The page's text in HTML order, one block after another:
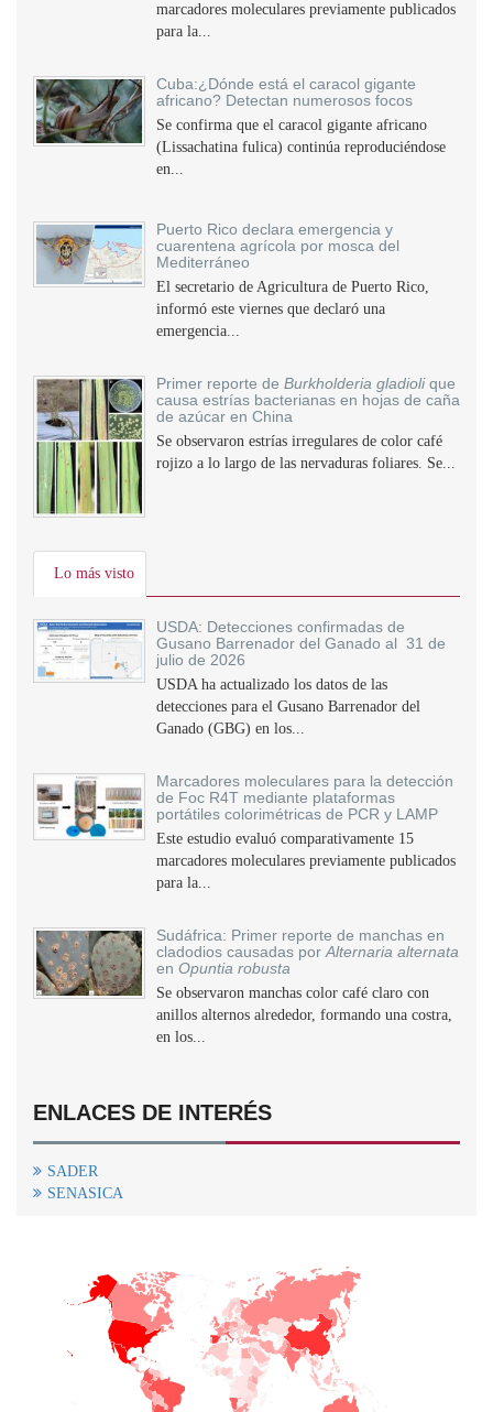
marcadores moleculares previamente publicados
para la...
Cuba:¿Dónde está el caracol gigante
africano? Detectan numerosos focos
Se confirma que el caracol gigante africano
(Lissachatina fulica) continúa reproduciéndose
en...
Puerto Rico declara emergencia y
cuarentena agrícola por mosca del
Mediterráneo
El secretario de Agricultura de Puerto Rico,
informó este viernes que declaró una
emergencia...
Primer reporte de Burkholderia gladiolique
causa estrías bacterianas en hojas de caña
de azúcar en China
Se observaron estrías irregulares de color café
rojizo a lo largo de las nervaduras foliares. Se...
Lo más visto
USDA: Detecciones confirmadas de
Gusano Barrenador del Ganado al 31 de
julio de 2026
USDA ha actualizado los datos de las
detecciones para el Gusano Barrenador del
Ganado (GBG) en los...
Marcadores moleculares para la detección
de Foc R4T mediante plataformas
portátiles colorimétricas de PCR y LAMP
Este estudio evaluó comparativamente 15
marcadores moleculares previamente publicados
para la...
Sudáfrica: Primer reporte de manchas en
cladodios causadas por Alternaria alternata
en Opuntia robusta
Se observaron manchas color café claro con
anillos alternos alrededor, formando una costra,
en los...
ENLACES DE INTERÉS
SADER
SENASICA